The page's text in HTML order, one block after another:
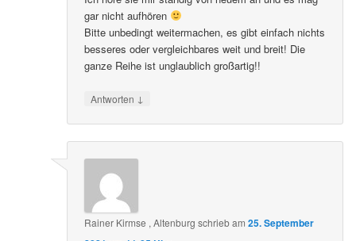
gar nicht aufhören
Bitte unbedingt weitermachen, es gibt einfach nichts
besseres oder vergleichbares weit und breit! Die
ganze Reihe ist unglaublich großartig!!
Antworten ↓
Rainer Kirmse , Altenburg schriebam25. September